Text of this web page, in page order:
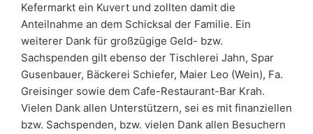
Kefermarkt ein Kuvert und zollten damit die
Anteilnahme an dem Schicksal der Familie. Ein
weiterer Dank für großzügige Geld- bzw.
Sachspenden gilt ebenso der Tischlerei Jahn, Spar
Gusenbauer, Bäckerei Schiefer, Maier Leo (Wein), Fa.
Greisinger sowie dem Cafe-Restaurant-Bar Krah.
Vielen Dank allen Unterstützern, sei es mit finanziellen
bzw. Sachspenden, bzw. vielen Dank allen Besuchern